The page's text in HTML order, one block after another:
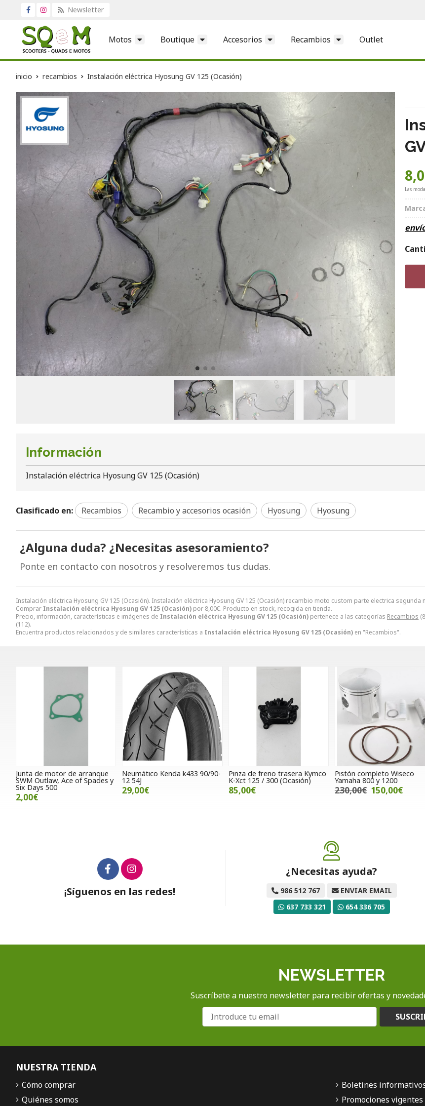
Newsletter
Motos Boutique Accesorios Recambios Outlet
inicio recambios Instalación eléctrica Hyosung GV 125 (Ocasión)
Las
Instalación eléctrica Hyosung GV 125 (Ocasión). Instalación eléctrica Hyosung GV 125 (Ocasión) recambio moto custom parte electrica segunda
Comprar Instalación eléctrica Hyosung GV 125 (Ocasión) por 8,00€. Producto en stock, recogida en tienda.
Precio, información, características e imágenes de Instalación eléctrica Hyosung GV 125 (Ocasión) pertenece a las categorías Recambios
(112).
Encuentra productos relacionados y de similares características a Instalación eléctrica Hyosung GV 125 (Ocasión) en "Recambios".
Información
Instalación eléctrica Hyosung GV 125 (Ocasión)
Clasificado en: Recambios Recambio y accesorios ocasión Hyosung Hyosung
¿Alguna duda? ¿Necesitas asesoramiento?
Ponte en contacto con nosotros y resolveremos tus dudas.
Junta de motor de arranque
SWM Outlaw, Ace of Spades y
Six Days 500
2,00€
Neumático Kenda k433 90/90-
12 54J
29,00€
Pinza de freno trasera Kymco
K-Xct 125 / 300 (Ocasión)
85,00€
Pistón completo Wiseco
Yamaha 800 y 1200
230,00€ 150,00€
¡Síguenos en las redes!
¿Necesitas ayuda?
986 512 767
ENVIAR EMAIL
637 733 321
654 336 705
NEWSLETTER
Suscríbete a nuestro newsletter para recibir ofertas y
NUESTRA TIENDA
Cómo comprar
Quiénes somos
Boletines
Promociones vigentes